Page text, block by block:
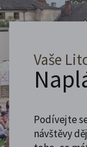
Vaše
Podívejte
návštěvy